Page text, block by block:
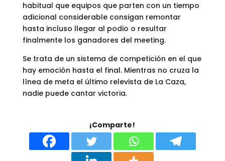
habitual que equipos que parten con un tiempo
adicional considerable consigan remontar
hasta incluso llegar al podio o resultar
finalmente los ganadores del meeting.
Se trata de un sistema de competición en el que
hay emoción hasta el final. Mientras no cruza la
línea de meta el último relevista de La Caza,
nadie puede cantar victoria.
¡Comparte!